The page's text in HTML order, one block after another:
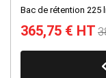
Bac de rétention 225
365,75 € HT